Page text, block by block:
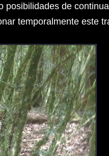
de
temporalmente este